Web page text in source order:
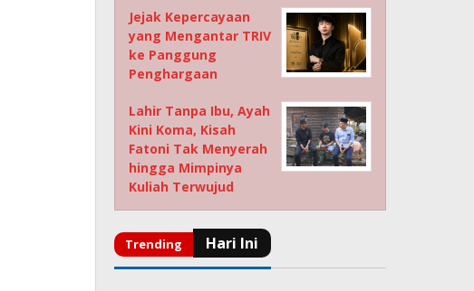
Jejak Kepercayaan
yang Mengantar TRIV
ke Panggung
Penghargaan
Lahir Tanpa Ibu, Ayah
Kini Koma, Kisah
Fatoni Tak Menyerah
hingga Mimpinya
Kuliah Terwujud